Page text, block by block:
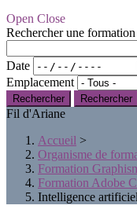
Open Close
Rechercher une formation
Date
Emplacement
Rechercher
Fil d'Ariane
Accueil >
Organisme de
Formation
Formation Adobe
Intelligence